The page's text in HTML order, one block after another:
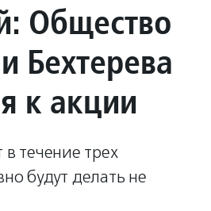
Общество
Бехтерева
к акции
течение трех
будут делать не